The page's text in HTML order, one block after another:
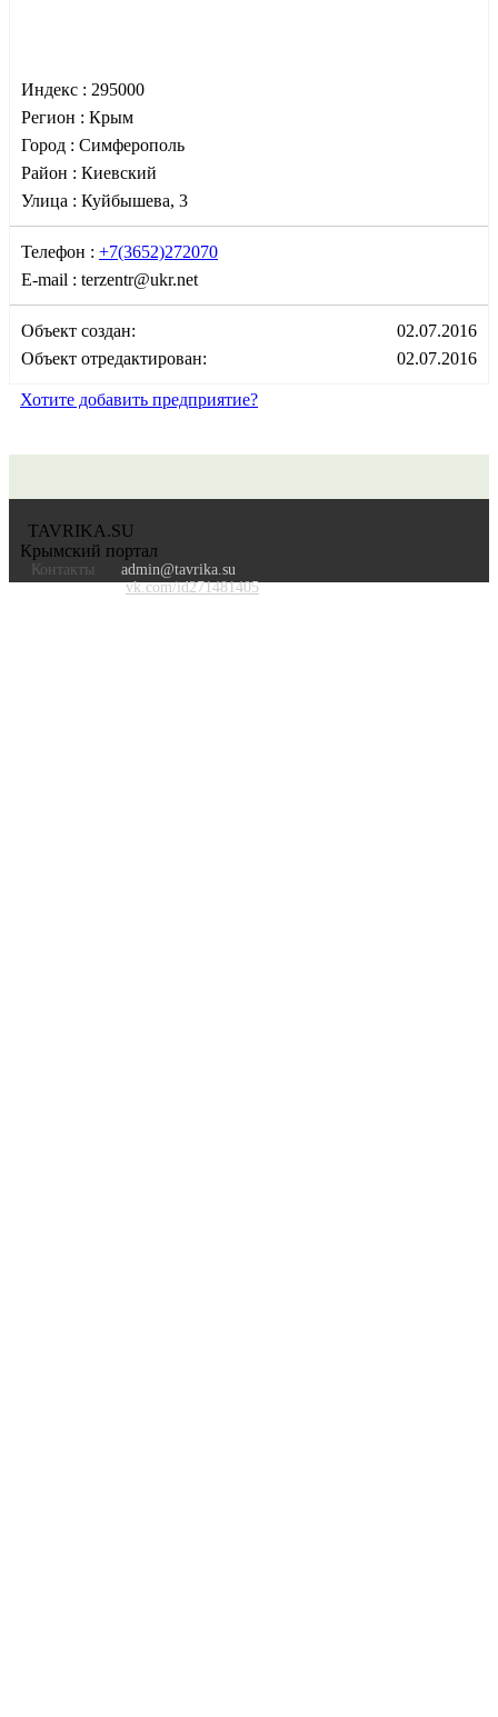
Индекс : 295000
Регион : Крым
Город : Симферополь
Район : Киевский
Улица : Куйбышева, 3
Телефон : +7(3652)272070
E-mail : terzentr@ukr.net
Объект создан:
02.07.2016
Объект отредактирован:
02.07.2016
Хотите добавить предприятие?
TAVRIKA.SU
Крымский портал
Контакты
admin@tavrika.su
vk.com/id271481405